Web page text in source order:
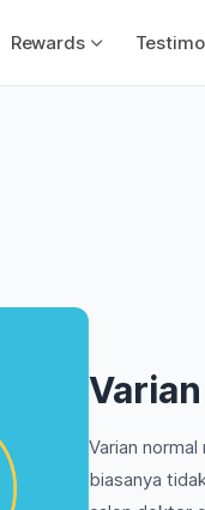
Rewards
Varian
biasanya